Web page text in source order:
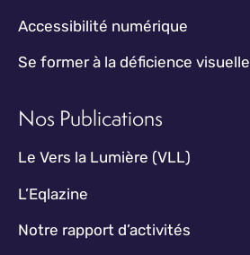
Accessibilité numérique
Se former à la déficience visuelle
Nos Publications
Le Vers la Lumière (VLL)
L’Eqlazine
Notre rapport d’activités